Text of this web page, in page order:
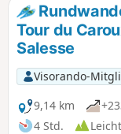
Tour du
Salesse
Visorando-
9,14 km
4 Std.
Leicht